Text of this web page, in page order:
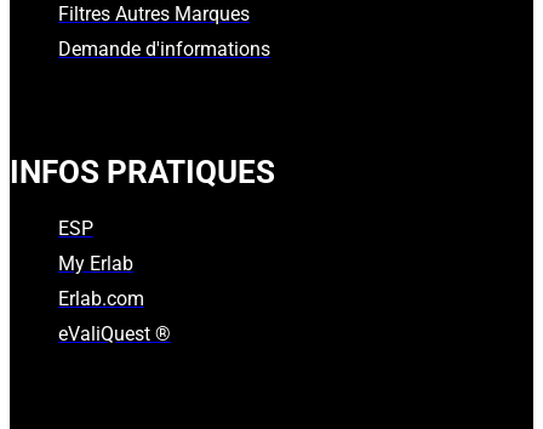
Filtres Autres Marques
Demande d'informations
INFOS PRATIQUES
ESP
My Erlab
Erlab.com
eValiQuest ®